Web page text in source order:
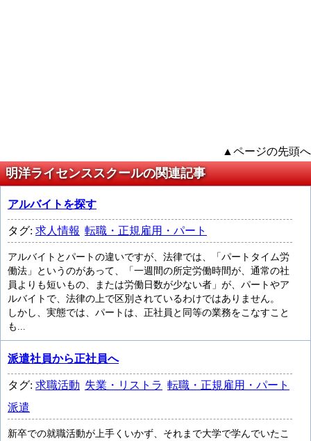
▲ページの先頭へ
明洋ライセンススクールの関連記事
アルバイトを探す
タグ: 求人情報 転職・正規雇用・パート
アルバイトとパートの違いですが、法律では、「パートタイム労
働法」というのがあって、「一週間の所定労働時間が、通常の社
員よりも短いもの、または労働日数が少ない者」が、パートやア
ルバイトで、法律の上で区別されているわけではありません。
しかし、実態では、パートは、正社員と同等の業務をこなすこと
も...
派遣社員から正社員へ
タグ: 求職活動 失業・リストラ 転職・正規雇用・パート
派遣
新卒での就職活動が上手くいかず、それまで大学で学んでいたこ